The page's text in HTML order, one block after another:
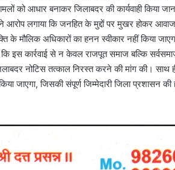
को आधार बनाकर जिलाबदर की कार्यवाही किया
आरोप लगाया कि जनहित के मुद्दों पर मुखर होकर
के मौलिक अधिकारों का हनन स्वीकार नहीं किया
इस कार्रवाई से न केवल राजपूत समाज बल्कि
नोटिस तत्काल निरस्त करने की मांग की। साथ
जाएगा, जिसकी संपूर्ण जिम्मेदारी जिला प्रशासन की